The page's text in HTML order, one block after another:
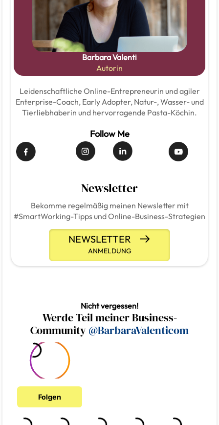
Barbara Valenti
Autorin
Leidenschaftliche Online-Entrepreneurin und agiler
Enterprise-Coach, Early Adopter, Natur-, Wasser- und
Tierliebhaberin und hervorragende Pasta-Köchin.
Follow Me
Newsletter
Bekomme regelmäßig meinen Newsletter mit
#SmartWorking-Tipps und Online-Business-Strategien
NEWSLETTER
ANMELDUNG
Nicht vergessen!
Werde Teil meiner Business-
Community @BarbaraValenticom